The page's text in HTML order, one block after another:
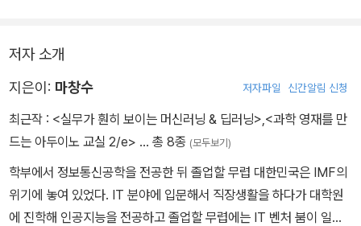
이나 자연어 처리, 챗봇 등에 대해서 빠르게 실무에 적용해야 하는 분
들에게 이 책은 분명히 큰 도움을 줄 것입니다. 이 책을 시작으로 많은
저자 소개
지은이: 마창수 저자파일 신간알림 신청
최근작 : <실무가 훤히 보이는 머신러닝 & 딥러닝> <과학 영재를 만
드는 아두이노 교실 2/e> … 총 8종 (모두보기)
학부에서 정보통신공학을 전공한 뒤 졸업할 무렵 대한민국은 IMF의
위기에 놓여 있었다. IT 분야에 입문해서 직장생활을 하다가 대학원
에 진학해 인공지능을 전공하고 졸업할 무렵에는 IT 벤처 붐이 일고